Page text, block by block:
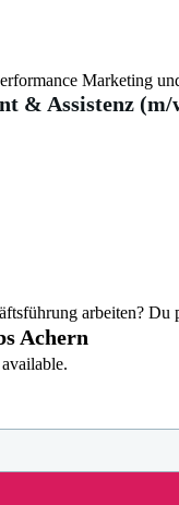
Marketing
& Assistenz (m/
arbeiten?
Achern